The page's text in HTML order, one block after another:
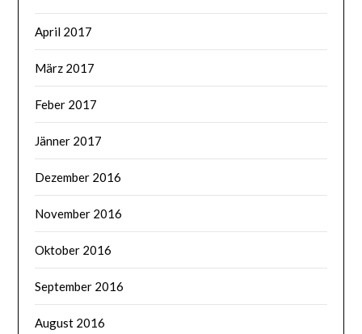
April 2017
März 2017
Feber 2017
Jänner 2017
Dezember 2016
November 2016
Oktober 2016
September 2016
August 2016